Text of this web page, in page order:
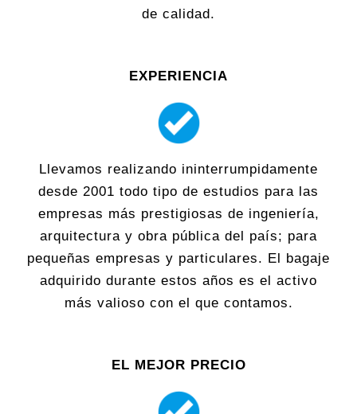
de calidad.
EXPERIENCIA
Llevamos realizando ininterrumpidamente
desde 2001 todo tipo de estudios para las
empresas más prestigiosas de ingeniería,
arquitectura y obra pública del país; para
pequeñas empresas y particulares. El bagaje
adquirido durante estos años es el activo
más valioso con el que contamos.
EL MEJOR PRECIO